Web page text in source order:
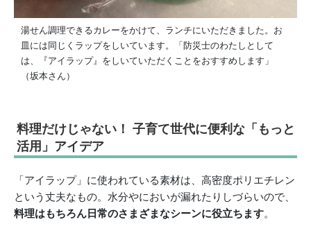
湯せん調理できるカレーをかけて、ランチにいただきました。お
皿には同じくラップをしいています。「防災士のわたしとして
は、『アイラップ』をしいていただくことをおすすめします」
（坂本さん）
料理だけじゃない！ 子育て世代に便利な「 もっと
活用」アイデア
「アイラップ」に使われている素材は、高密度ポリエチレン
という丈夫なもの。水分やにおいが漏れたりしづらいので、
料理はもちろん日常のさまざまなシーンに役立ちます。